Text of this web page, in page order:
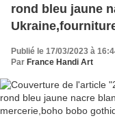
rond bleu jaune
bobo gothique
Publié le 17/03/2023 à
Par France Handi Art